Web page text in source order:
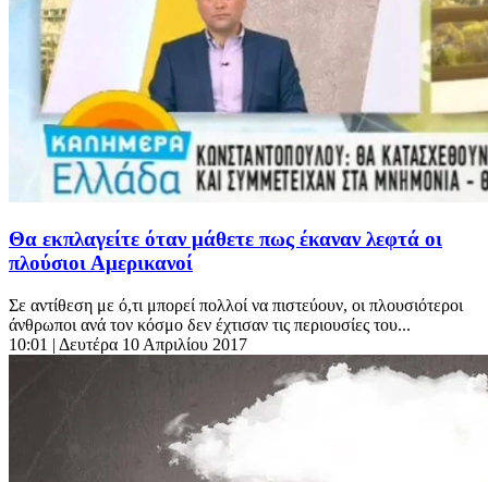
Θα εκπλαγείτε όταν μάθετε πως έκαναν λεφτά οι
πλούσιοι Αμερικανοί
Σε αντίθεση με ό,τι μπορεί πολλοί να πιστεύουν, οι πλουσιότεροι
άνθρωποι ανά τον κόσμο δεν έχτισαν τις περιουσίες του...
10:01 | Δευτέρα 10 Απριλίου 2017